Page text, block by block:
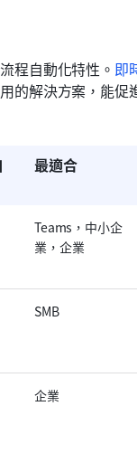
程自動化特性。 即
的解決方案，能促
最適合
Teams，中小企
業，企業
SMB
企業